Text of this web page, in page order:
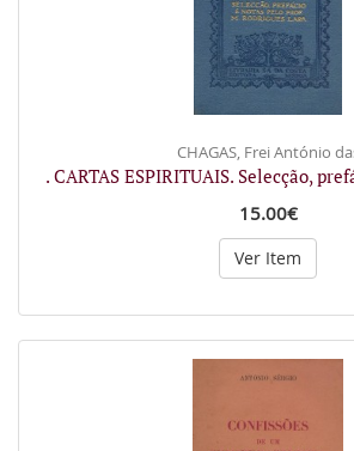
CHAGAS, Frei António
. CARTAS ESPIRITUAIS. Selecção,
15.00€
Ver Item